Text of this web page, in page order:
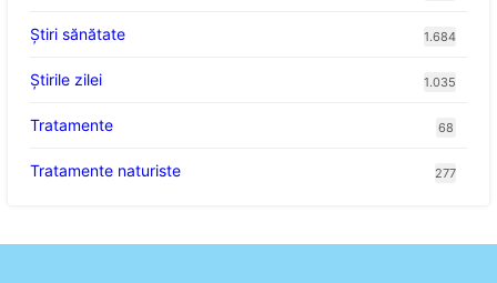
Ştiri sănătate 1.684
Știrile zilei 1.035
Tratamente 68
Tratamente naturiste 277